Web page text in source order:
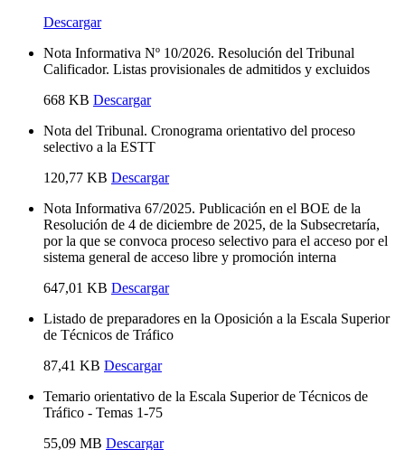
Descargar
Nota Informativa Nº 10/2026. Resolución del Tribunal
Calificador. Listas provisionales de admitidos y excluidos
668 KB Descargar
Nota del Tribunal. Cronograma orientativo del proceso
selectivo a la ESTT
120,77 KB Descargar
Nota Informativa 67/2025. Publicación en el BOE de la
Resolución de 4 de diciembre de 2025, de la Subsecretaría,
por la que se convoca proceso selectivo para el acceso por el
sistema general de acceso libre y promoción interna
647,01 KB Descargar
Listado de preparadores en la Oposición a la Escala Superior
de Técnicos de Tráfico
87,41 KB Descargar
Temario orientativo de la Escala Superior de Técnicos de
Tráfico - Temas 1-75
55,09 MB Descargar